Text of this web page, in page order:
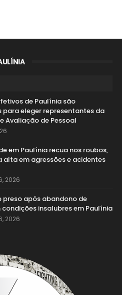
de Paulínia são
para eleger representantes da
Avaliação de Pessoal
em Paulínia recua nos roubos,
alta em agressões e acidentes
2026
preso após abandono de
condições insalubres em Paulínia
2026